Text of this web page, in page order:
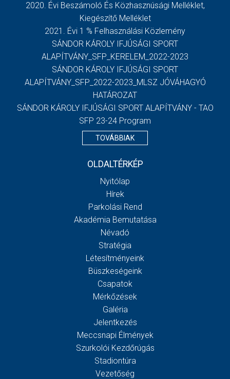
2020. Évi Beszámoló És Közhasznúsági Melléklet,
Kiegészítő Melléklet
2021. Évi 1 % Felhasználási Közlemény
SÁNDOR KÁROLY IFJÚSÁGI SPORT
ALAPÍTVÁNY_SFP_KERELEM_2022-2023
SÁNDOR KÁROLY IFJÚSÁGI SPORT
ALAPÍTVÁNY_SFP_2022-2023_MLSZ JÓVÁHAGYÓ
HATÁROZAT
SÁNDOR KÁROLY IFJÚSÁGI SPORT ALAPÍTVÁNY - TAO
SFP 23-24 Program
TOVÁBBIAK
OLDALTÉRKÉP
Nyitólap
Hírek
Parkolási Rend
Akadémia Bemutatása
Névadó
Stratégia
Létesítményeink
Büszkeségeink
Csapatok
Mérkőzések
Galéria
Jelentkezés
Meccsnapi Élmények
Szurkolói Kezdőrúgás
Stadiontúra
Vezetőség